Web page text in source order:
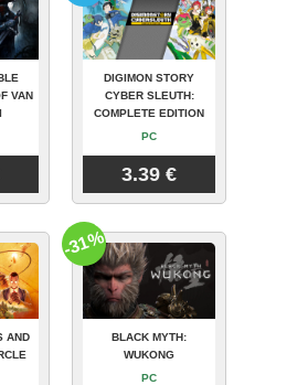
VAN
DIGIMON STORY
CYBER SLEUTH:
COMPLETE EDITION
PC
3.39 €
AND
BLACK MYTH:
WUKONG
PC
-31%